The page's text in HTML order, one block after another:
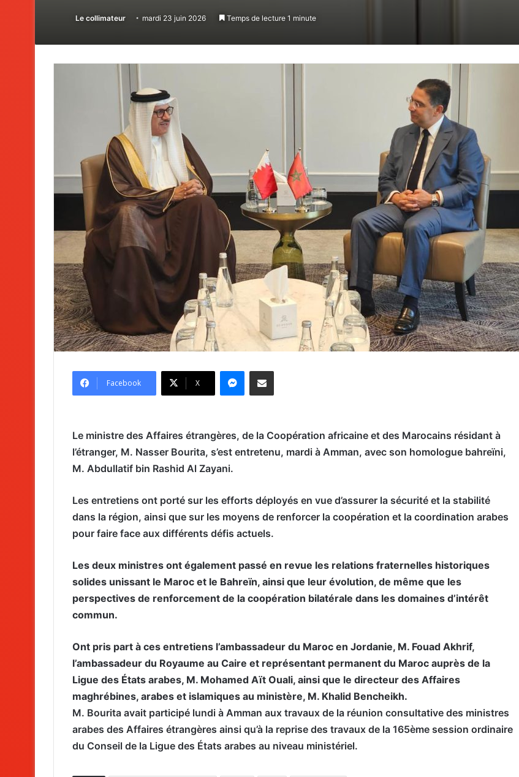
Le collimateur mardi 23 juin 2026 Temps de lecture 1 minute
Facebook X
Le ministre des Affaires étrangères, de la Coopération africaine et des Marocains résidant à
l’étranger, M. Nasser Bourita, s’est entretenu, mardi à Amman, avec son homologue bahreïni,
M. Abdullatif bin Rashid Al Zayani.
Les entretiens ont porté sur les efforts déployés en vue d’assurer la sécurité et la stabilité
dans la région, ainsi que sur les moyens de renforcer la coopération et la coordination arabes
pour faire face aux différents défis actuels.
Les deux ministres ont également passé en revue les relations fraternelles historiques
solides unissant le Maroc et le Bahreïn, ainsi que leur évolution, de même que les
perspectives de renforcement de la coopération bilatérale dans les domaines d’intérêt
commun.
Ont pris part à ces entretiens l’ambassadeur du Maroc en Jordanie, M. Fouad Akhrif,
l’ambassadeur du Royaume au Caire et représentant permanent du Maroc auprès de la
Ligue des États arabes, M. Mohamed Aït Ouali, ainsi que le directeur des Affaires
maghrébines, arabes et islamiques au ministère, M. Khalid Bencheikh.
M. Bourita avait participé lundi à Amman aux travaux de la réunion consultative des ministres
arabes des Affaires étrangères ainsi qu’à la reprise des travaux de la 165ème session ordinaire
du Conseil de la Ligue des États arabes au niveau ministériel.